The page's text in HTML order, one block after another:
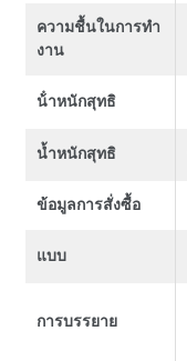
ความชื้นในการทํา
งาน
น้ําหนักสุทธิ
น้ำหนักสุทธิ
ข้อมูลการสั่งซื้อ
แบบ
การบรรยาย